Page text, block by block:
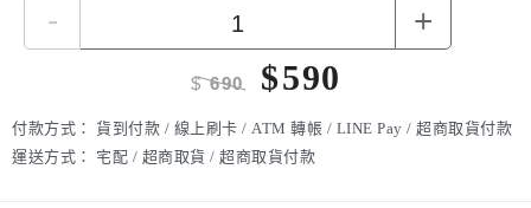
- +
$690 $590
付款方式：
貨到付款 / 線上刷卡 / ATM 轉帳 / LINE Pay / 超商取貨付款
運送方式：
宅配 / 超商取貨 / 超商取貨付款